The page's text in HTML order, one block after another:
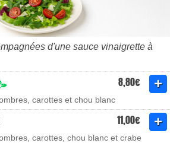
d'une sauce vinaigrette à
8,80€
carottes et chou blanc
11,00€
carottes, chou blanc et crabe